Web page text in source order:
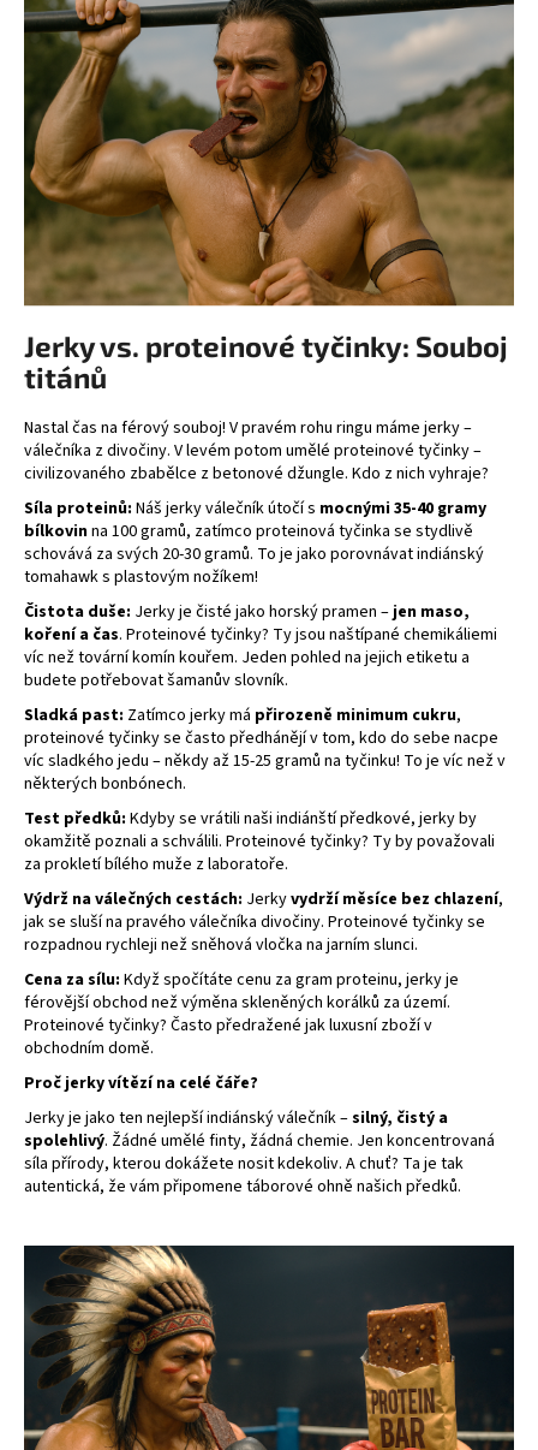
Jerky vs. proteinové tyčinky: Souboj
titánů
Nastal čas na férový souboj! V pravém rohu ringu máme jerky –
válečníka z divočiny. V levém potom umělé proteinové tyčinky –
civilizovaného zbabělce z betonové džungle. Kdo z nich vyhraje?
Síla proteinů: Náš jerky válečník útočí s mocnými 35-40 gramy
bílkovinna 100 gramů, zatímco proteinová tyčinka se stydlivě
schovává za svých 20-30 gramů. To je jako porovnávat indiánský
tomahawk s plastovým nožíkem!
Čistota duše: Jerky je čisté jako horský pramen –jen maso,
koření a čas. Proteinové tyčinky? Ty jsou naštípané chemikáliemi
víc než tovární komín kouřem. Jeden pohled na jejich etiketu a
budete potřebovat šamanův slovník.
Sladká past: Zatímco jerky má přirozeně minimum cukru,
proteinové tyčinky se často předhánějí v tom, kdo do sebe nacpe
víc sladkého jedu – někdy až 15-25 gramů na tyčinku! To je víc než v
některých bonbónech.
Test předků: Kdyby se vrátili naši indiánští předkové, jerky by
okamžitě poznali a schválili. Proteinové tyčinky? Ty by považovali
za prokletí bílého muže z laboratoře.
Výdrž na válečných cestách: Jerkyvydrží měsíce bez chlazení,
jak se sluší na pravého válečníka divočiny. Proteinové tyčinky se
rozpadnou rychleji než sněhová vločka na jarním slunci.
Cena za sílu: Když spočítáte cenu za gram proteinu, jerky je
férovější obchod než výměna skleněných korálků za území.
Proteinové tyčinky? Často předražené jak luxusní zboží v
obchodním domě.
Pročjerkyvítězí na celé čáře?
Jerky je jako ten nejlepší indiánský válečník –silný, čistý a
spolehlivý. Žádné umělé finty, žádná chemie. Jen koncentrovaná
síla přírody, kterou dokážete nosit kdekoliv. A chuť? Ta je tak
autentická, že vám připomene táborové ohně našich předků.